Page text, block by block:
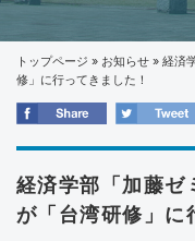
トップページ » お知らせ » 経済
修」に行ってきました！
経済学部「加藤ゼ
が「台湾研修」に